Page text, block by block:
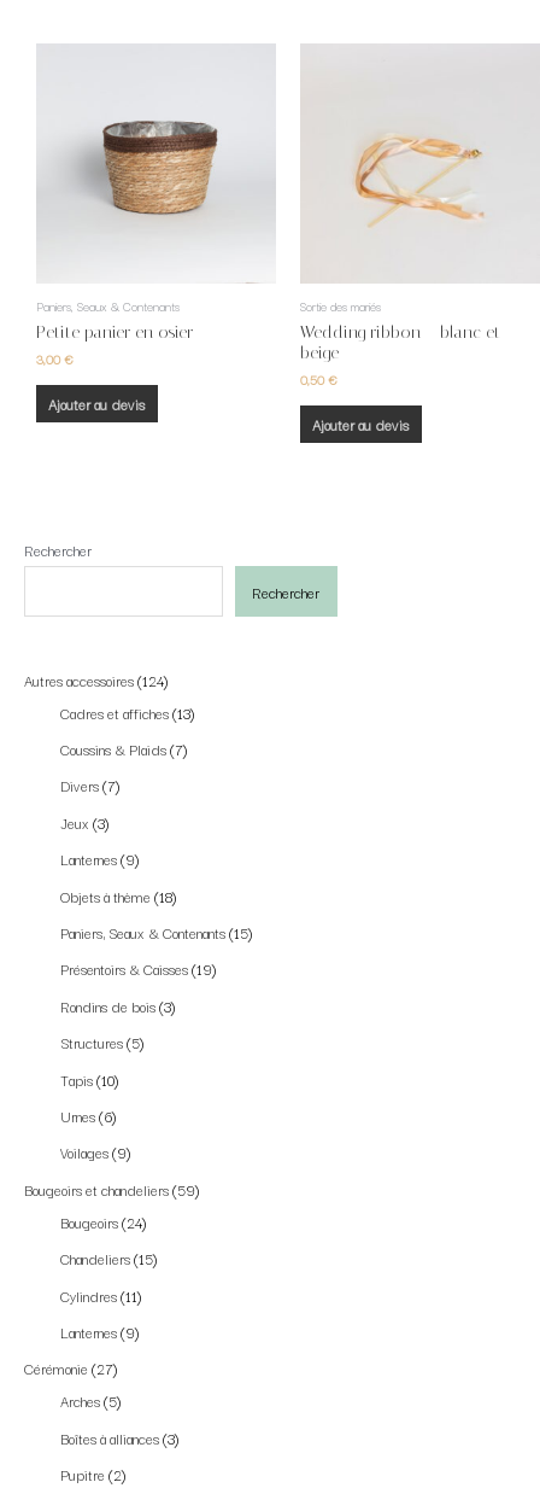
Rechercher
Rechercher
Autres accessoires 124
Cadres et affiches 13
Coussins & Plaids 7
Divers 7
Jeux 3
Lanternes 9
Objets à thème 18
Paniers, Seaux & Contenants 15
Présentoirs & Caisses 19
Rondins de bois 3
Structures 5
Tapis 10
Urnes 6
Voilages 9
Bougeoirs et chandeliers 59
Bougeoirs 24
Chandeliers 15
Cylindres 11
Lanternes 9
Cérémonie 27
Arches 5
Boîtes à alliances 3
Pupitre 2
Paniers, Seaux & Contenants
Petite panier en osier
3,00€
Ajouter au devis
Sortie des mariés
Wedding ribbon – blanc et
beige
0,50€
Ajouter au devis